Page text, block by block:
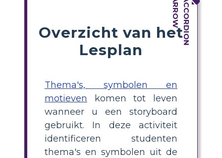
Overzicht van het
Lesplan
Thema's, symbolen en
motieven komen tot leven
wanneer u een storyboard
gebruikt. In deze activiteit
identificeren studenten
thema's en symbolen uit de